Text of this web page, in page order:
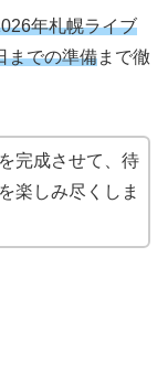
年札幌ライブ
までの準備まで徹
完成させて、待
楽しみ尽くしま